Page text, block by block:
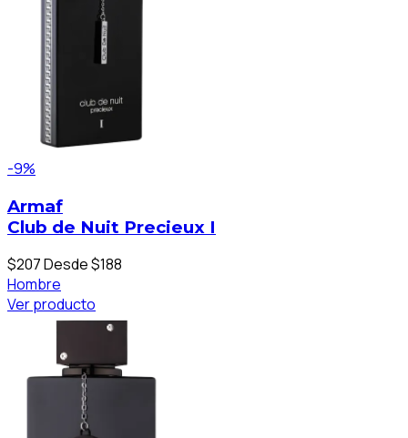
-9%
Armaf
Club de Nuit Precieux I
$207Desde $188
Hombre
Ver producto